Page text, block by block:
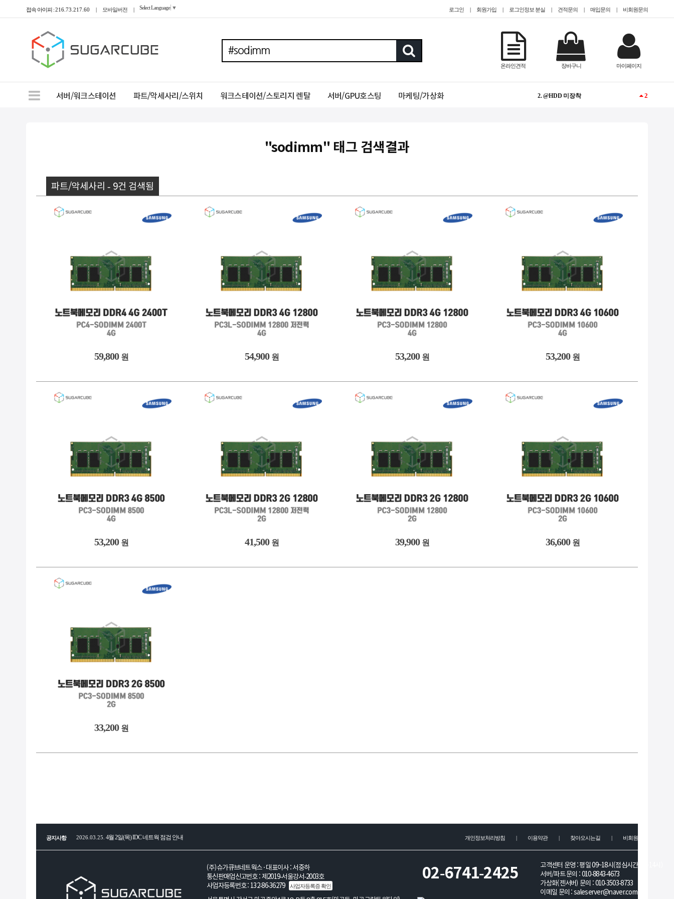
접속 아이피 :216.73.217.60 | 모바일버전 | Select Language ▼ 로그인 | 회원가입 | 로그인정보 분실 | 견적문의 | 매입문의 | 비회원문의
마이페이지
장바구니
온라인견적
서버/워크스테이션 파트/악세사리/스위치 워크스테이션/스토리지 렌탈 서버/GPU호스팅 마케팅/가상화
1. @EPYC
2. @HDD 미장착
NEW
3. TESLA
NEW
7. #gpu서버임대
10. @13000개 이하
"sodimm" 태그 검색결과
파트/악세사리 - 9건 검색됨
59,800 원 54,900 원 53,200 원 53,200 원
53,200 원 41,500 원 39,900 원 36,600 원
33,200 원
공지사항 2026.03.25. 4월 2일(목) IDC 네트웍 점검 안내
전세계 CPU, RAM, SSD, HDD, GPU 부품 공급 불안정 안내 참고
2026.01.08. 2026년 병오년(丙午年) 새해 복 많이 받으세요!
개인정보처리방침 | 이용약관 | 찾아오시는길 | 비회원문의
(주)슈가큐브네트웍스 · 대표이사 : 서중하
통신판매업신고번호 : 제2019-서울강서-2003호
사업자등록번호 : 132-86-36279
사업자등록증 확인
02-6741-2425
고객센터 운영 : 평일 09~18시(점심시간 13~14시)
서버/파트 문의 : 010-8843-4673
가상화(젠서버) 문의 : 010-3503-8733
이메일 문의 :saleserver@naver.com